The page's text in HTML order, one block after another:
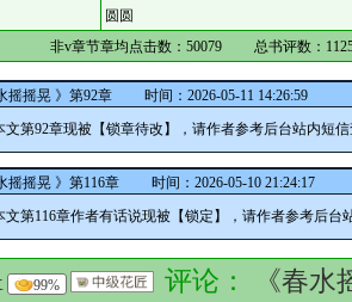
圆圆
非v章节章均点击数： 50079 总书评数：
摇摇晃 》第92章
时间：2026-05-11 14:26:59
第92章现被【锁章待改】，请作者参考后台站内短
摇摇晃 》第116章
时间：2026-05-10 21:24:17
第116章作者有话说现被【锁定】，请作者参考后
99% 评论：
《春水